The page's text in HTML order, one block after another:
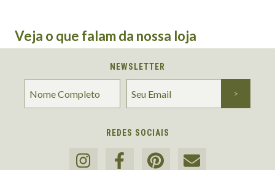
Veja o que falam da nossa loja
NEWSLETTER
REDES SOCIAIS